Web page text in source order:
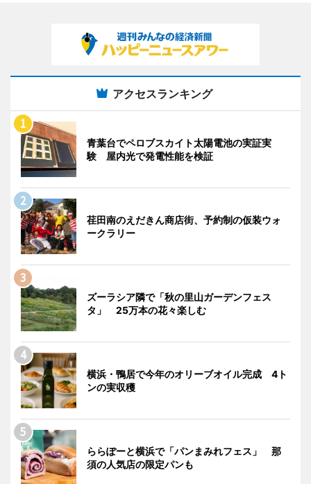
アクセスランキング
青葉台でペロブスカイト太陽電池の実証実
験 屋内光で発電性能を検証
荏田南のえだきん商店街、予約制の仮装ウォ
ークラリー
ズーラシア隣で「秋の里山ガーデンフェス
タ」 25万本の花々楽しむ
横浜・鴨居で今年のオリーブオイル完成 4ト
ンの実収穫
ららぽーと横浜で「パンまみれフェス」 那
須の人気店の限定パンも